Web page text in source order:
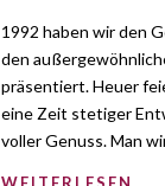
1992 haben wir den
den
präsentiert. Heuer
eine Zeit stetiger
voller Genuss. Man
WEITERLESEN